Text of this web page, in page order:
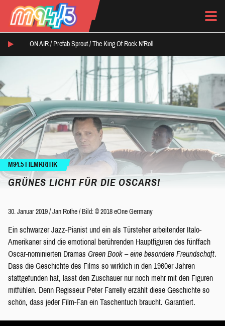
ON AIR / Prefab Sprout / The King Of Rock N'Roll
M94.5 FILMKRITIK
GRÜNES LICHT FÜR DIE OSCARS!
30. Januar 2019 / Jan Rothe / Bild: © 2018 eOne Germany
Ein schwarzer Jazz-Pianist und ein als Türsteher arbeitender Italo-
Amerikaner sind die emotional berührenden Hauptfiguren des fünffach
Oscar-nominierten Dramas Green Book – eine besondere Freundschaft.
Dass die Geschichte des Films so wirklich in den 1960er Jahren
stattgefunden hat, lässt den Zuschauer nur noch mehr mit den Figuren
mitfühlen. Denn Regisseur Peter Farrelly erzählt diese Geschichte so
schön, dass jeder Film-Fan ein Taschentuch braucht. Garantiert.